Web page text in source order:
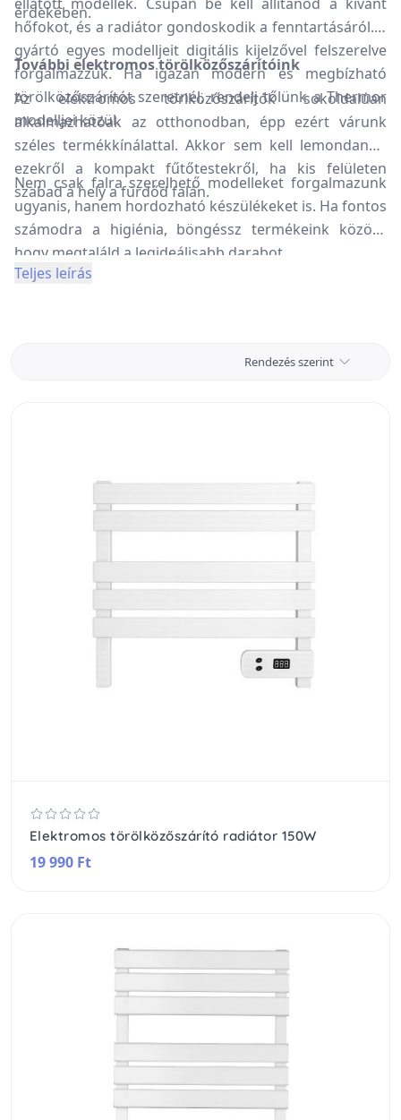
érdekében.
hőfokot, és a radiátor gondoskodik a fenntartásáról. A
gyártó egyes modelljeit digitális kijelzővel felszerelve
forgalmazzuk. Ha igazán modern és megbízható
törölközőszárítót szeretnél, rendelj tőlünk a Thermor
modelljei közül.
További elektromos törölközőszárítóink
Az elektromos törlközőszárítók sokoldalúan
alkalmazhatóak az otthonodban, épp ezért várunk
széles termékkínálattal. Akkor sem kell lemondanod
ezekről a kompakt fűtőtestekről, ha kis felületen
szabad a hely a fürdőd falán.
Nem csak falra szerelhető modelleket forgalmazunk
ugyanis, hanem hordozható készülékeket is. Ha fontos
számodra a higiénia, böngéssz termékeink között,
hogy megtaláld a legideálisabb darabot.
Teljes leírás
Rendezés szerint
Elektromos törölközőszárító radiátor 150W
19 990 Ft